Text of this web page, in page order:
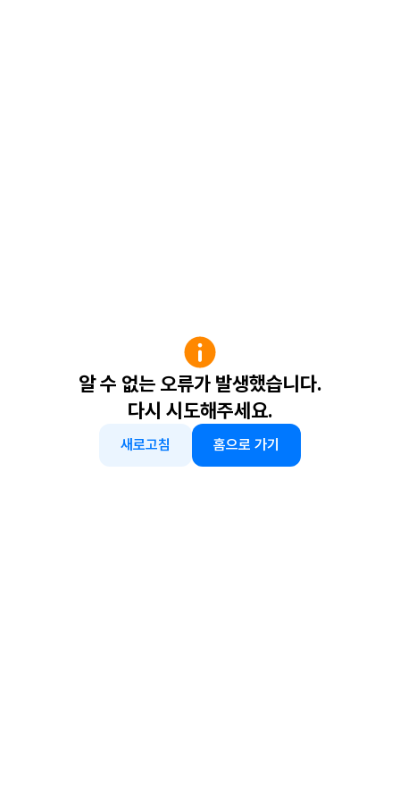
알 수 없는 오류가 발생했습니다.
다시 시도해주세요.
새로고침 홈으로 가기